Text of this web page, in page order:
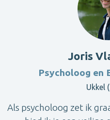
Joris
Psycholoog en
Ukkel
Als psycholoog zet ik